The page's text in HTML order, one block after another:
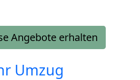
Angebote erhalten
Umzug